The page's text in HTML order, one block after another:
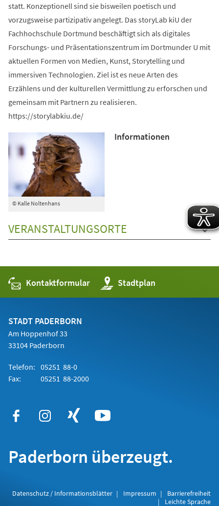
statt. Konzeptionell sind sie bisweilen poetisch und
vorzugsweise partizipativ angelegt. Das storyLab kiU der
Fachhochschule Dortmund beschäftigt sich als digitales
Forschungs- und Präsentationszentrum im Dortmunder U mit
aktuellen Formen von Medien, Kunst, Storytelling und
immersiven Technologien. Ziel ist es neue Arten des
Erzählens und der kulturellen Vermittlung zu erforschen und
gemeinsam mit Partnern zu realisieren.
https://storylabkiu.de/
© Kalle Noltenhans
Informationen
VERANSTALTUNGSORTE
Kontaktformular Stadtplan
(Öffnet
in
einem
STADT PADERBORN
Am Hoppenhof 33
33104 Paderborn
Telefon: 05251 88-0
Fax:
05251 88-2000
Paderborn überzeugt.
Datenschutz / Informationsblätter Impressum
Barrierefreiheit
Leichte Sprache